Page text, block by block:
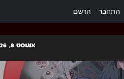
התחבר הרשם
content
אוגוסט 8, 2026